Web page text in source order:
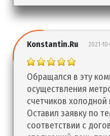
Konstantin.Ru 2021-
Обращался в эту
осуществления
счетчиков
Оставил заявку по
соответствии с